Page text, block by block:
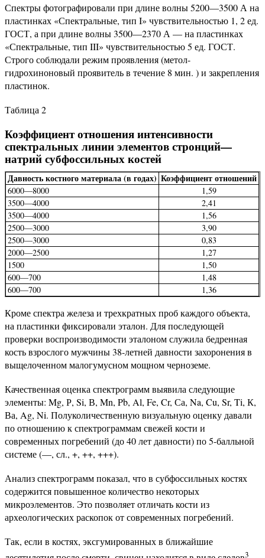
Спектры фотографировали при длине волны 5200—3500 А на
пластинках «Спектральные, тип I» чувствительностью 1, 2 ед.
ГОСТ, а при длине волны 3500—2370 А — на пластинках
«Спектральные, тип III» чувствительностью 5 ед. ГОСТ.
Строго соблюдали режим проявления (метол-
гидрохиноновый проявитель в течение 8 мин. ) и закрепления
пластинок.
Таблица 2
Коэффициент отношения интенсивности
спектральных линии элементов стронций—
натрий субфоссильных костей
Дав­ность кост­ного мате­риала (в годах) Коэф­фици­ент отно­шений
6000—8000
1,59
3500—4000
2,41
3500—4000
1,56
2500—3000
3,90
2500—3000
0,83
2000—2500
1,27
1500
1,50
600—700
1,48
600—700
1,36
Кроме спектра железа и трехкратных проб каждого объекта,
на пластинки фиксировали эталон. Для последующей
проверки воспроизводимости эталоном служила бедренная
кость взрослого мужчины 38-летней давности захоронения в
выщелоченном малогумусном мощном черноземе.
Качественная оценка спектрограмм выявила следующие
элементы: Mg, Р, Si, В, Mn, Pb, Al, Fe, Cr, Са, Na, Cu, Sr, Ti, К,
Ва, Ag, Ni. Полуколичественную визуальную оценку давали
по отношению к спектрограммам свежей кости и
современных погребений (до 40 лет давности) по 5-балльной
системе (—, сл., +, ++, +++).
Анализ спектрограмм показал, что в субфоссильных костях
содержится повышенное количество некоторых
микроэлементов. Это позволяет отличать кости из
археологических раскопок от современных погребений.
Так, если в костях, эксгумированных в ближайшие
3